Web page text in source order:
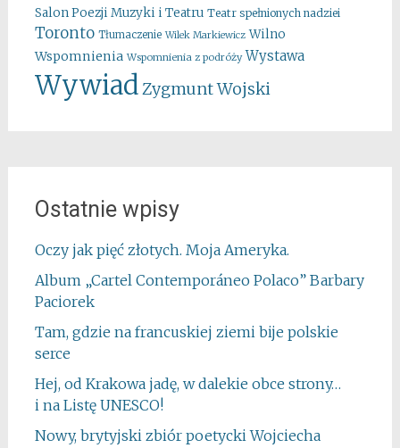
Salon Poezji Muzyki i Teatru Teatr spełnionych nadziei
Toronto Tłumaczenie Wilek Markiewicz Wilno
Wspomnienia Wspomnienia z podróży Wystawa
WywiadZygmunt Wojski
Ostatnie wpisy
Oczy jak pięć złotych. Moja Ameryka.
Album „Cartel Contemporáneo Polaco” Barbary
Paciorek
Tam, gdzie na francuskiej ziemi bije polskie
serce
Hej, od Krakowa jadę, w dalekie obce strony…
i na Listę UNESCO!
Nowy, brytyjski zbiór poetycki Wojciecha